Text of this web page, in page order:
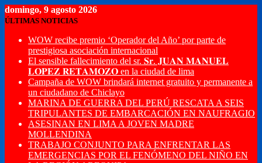
domingo, 9 agosto 2026
ÚLTIMAS NOTICIAS
WOW recibe premio ‘Operador del Año’ por parte de
prestigiosa asociación internacional
El sensible fallecimiento del sr. 𝐒𝐫. 𝐉𝐔𝐀𝐍 𝐌𝐀𝐍𝐔𝐄𝐋
𝐋𝐎𝐏𝐄𝐙 𝐑𝐄𝐓𝐀𝐌𝐎𝐙𝐎 en la ciudad de lima
Campaña de WOW brindará internet gratuito y permanente a
un ciudadano de Chiclayo
MARINA DE GUERRA DEL PERÚ RESCATA A SEIS
TRIPULANTES DE EMBARCACIÓN EN NAUFRAGIO
ASESINAN EN LIMA A JOVEN MADRE
MOLLENDINA
TRABAJO CONJUNTO PARA ENFRENTAR LAS
EMERGENCIAS POR EL FENÓMENO DEL NIÑO EN